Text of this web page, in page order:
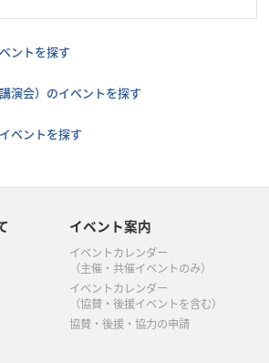
ントを探す
演会）のイベントを探す
ベントを探す
イベント案内
イベントカレンダー
（主催・共催イベントのみ）
イベントカレンダー
（協賛・後援イベントを含む）
協賛・後援・協力の申請